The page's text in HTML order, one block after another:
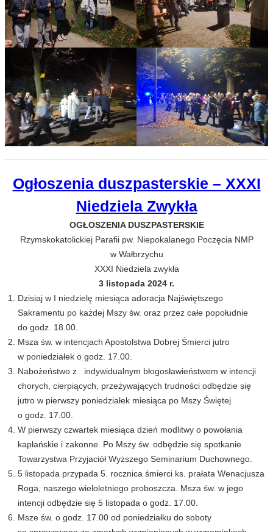
Ogłoszenia duszpasterskie – XXXI
Niedziela Zwykła
OGŁOSZENIA DUSZPASTERSKIE
Rzymskokatolickiej Parafii pw. Niepokalanego Poczęcia NMP
w Wałbrzychu
XXXI Niedziela zwykła
3 listopada 2024 r.
Dzisiaj w I niedzielę miesiąca adoracja Najświętszego
Sakramentu po każdej Mszy św. oraz przez całe popołudnie
do godz. 18.00.
Msza św. w intencjach Apostolstwa Dobrej Śmierci jutro
w poniedziałek o godz. 17.00.
Nabożeństwo z indywidualnym błogosławieństwem w intencji
chorych, cierpiących, przeżywających trudności odbędzie się
jutro w pierwszy poniedziałek miesiąca po Mszy Świętej
o godz. 17.00.
W pierwszy czwartek miesiąca dzień modlitwy o powołania
kapłańskie i zakonne. Po Mszy św. odbędzie się spotkanie
Towarzystwa Przyjaciół Wyższego Seminarium Duchownego.
5 listopada przypada 5. rocznica śmierci ks. prałata Wenacjusza
Roga, naszego wieloletniego proboszcza. Msza św. w jego
intencji odbędzie się 5 listopada o godz. 17.00.
Msze św. o godz. 17.00 od poniedziałku do soboty